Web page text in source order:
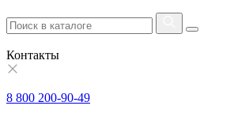
Контакты
8 800 200-90-49